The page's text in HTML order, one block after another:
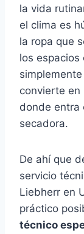
la vida
el clima es
la ropa que
los espacios
convierte en
donde entra
secadora.
De ahí que
servicio
Liebherr en
práctico
técnico